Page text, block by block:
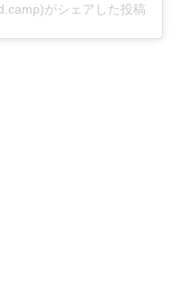
がシェアした投稿